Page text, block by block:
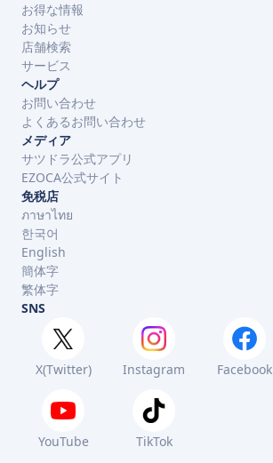
お得な情報
お知らせ
店舗検索
サービス
ヘルプ
お問い合わせ
よくあるお問い合わせ
メディア
サツドラ公式アプリ
EZOCA公式サイト
免税店
ภาษาไทย
한국어
English
簡体字
繁体字
SNS
X(Twitter) Instagram Facebook
YouTube TikTok